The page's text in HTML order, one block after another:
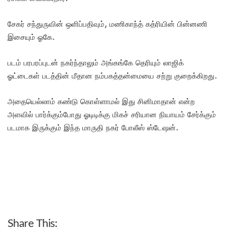
சேகர் சந்துருவின் ஒளிப்பதிவும், மணிகாந்த் கத்ரியின் பின்னணி
இசையும் ஓகே.
படம் பரபரப்புடன் நகர்ந்தாலும் அங்கங்கே தெரியும் லாஜிக்
ஓட்டைகள் படத்தின் மீதான நம்பகத்தன்மையை சற்று குறைக்கிறது.
அதையெல்லாம் கண்டு கொள்ளாமல் இது சினிமாதான் என்ற
அளவில் பார்க்கும்போது ஓடிடிக்கு மிகச் சரியான நியாயம் சேர்க்கும்
படமாக இருக்கும் இந்த மாருதி நகர் போலீஸ் ஸ்டேஷன்.
Share This: